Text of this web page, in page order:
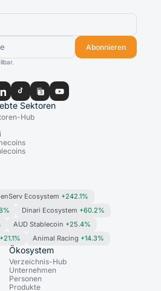
Abonnieren
Sektoren
Hub
Ecosystem +242.1%
Dinari Ecosystem +60.2%
AUD Stablecoin +25.4%
+21.1% Animal Racing +14.3%
Ökosystem
Verzeichnis-Hub
Unternehmen
Personen
Produkte